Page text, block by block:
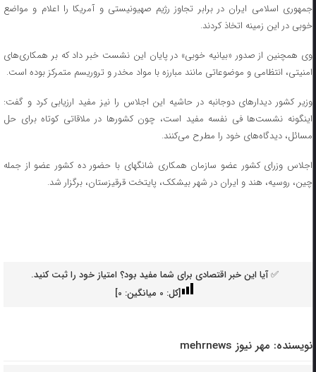
جمهوری اسلامی ایران در برابر تجاوز رژیم صهیونیستی و آمریکا را اعلام و مواضع
خوبی در این زمینه اتخاذ کردند.
وی همچنین از صدور «بیانیه خوبی» در پایان این نشست خبر داد که بر همکاری‌های
امنیتی، انتظامی و موضوعاتی مانند مبارزه با مواد مخدر و تروریسم متمرکز بوده است.
وزیر کشور دیدارهای دوجانبه در حاشیه این اجلاس را نیز مفید ارزیابی کرد و گفت:
اینگونه نشست‌ها فی نفسه مفید است، چون کشورها در ملاقاتی کوتاه برای حل
مسائل، دیدگاه‌های خود را مطرح می‌کنند.
اجلاس وزرای کشور عضو سازمان همکاری شانگهای با حضور ده کشور عضو از جمله
چین، روسیه، هند و ایران در شهر بیشکک، پایتخت قرقیزستان، برگزار شد.
✅ آیا این خبر اقتصادی برای شما مفید بود؟ امتیاز خود را ثبت کنید.
[کل: 0میانگین: 0
]
نویسنده: مهر نیوز mehrnews